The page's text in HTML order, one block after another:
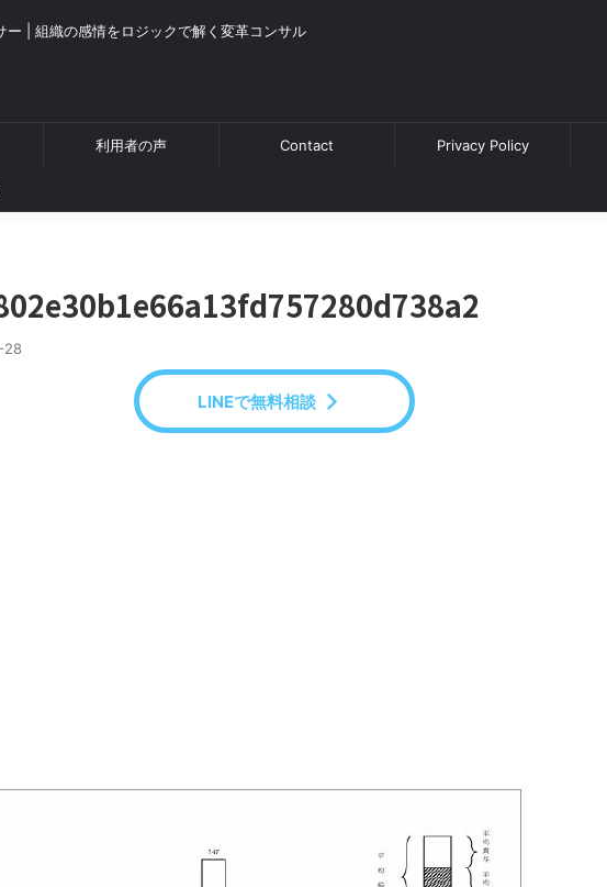
ー | 組織の感情をロジックで解く変革コンサル
利用者の声 Contact Privacy Policy
28
LINEで無料相談